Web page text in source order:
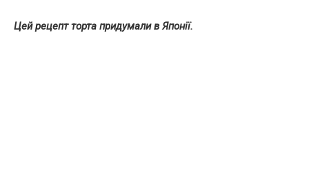
Цей рецепт торта придумали в Японії.